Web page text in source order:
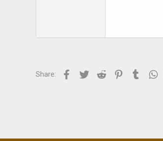
Share: Facebook
Twitter Reddit PinterestTumblr